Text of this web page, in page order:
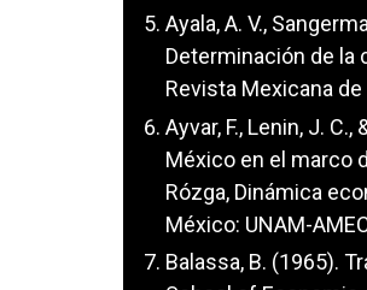
Ayala, A. V.,
Determinación de la
Revista Mexicana
Ayvar, F., Lenin, J.
México en el marco
Rózga, Dinámica
México: UNAM-
Balassa, B. (1965).